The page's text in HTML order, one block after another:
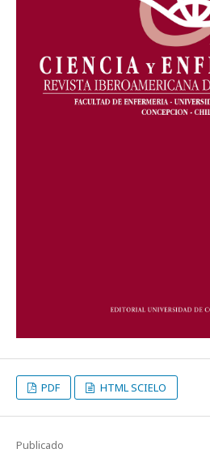
PDF HTML SCIELO
Publicado